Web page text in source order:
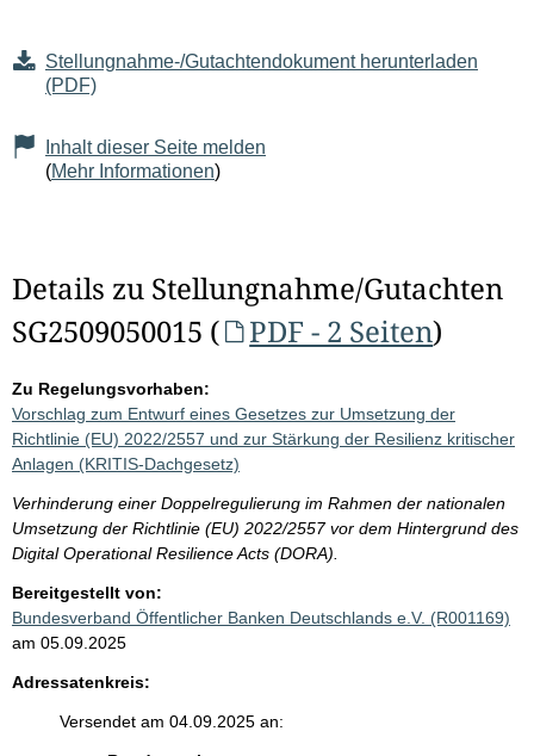
Stellungnahme-/Gutachtendokument herunterladen
(PDF)
Inhalt dieser Seite melden
(Mehr Informationen)
Details zu Stellungnahme/Gutachten
SG2509050015 (
PDF - 2 Seiten)
Zu Regelungsvorhaben:
Vorschlag zum Entwurf eines Gesetzes zur Umsetzung der
Richtlinie (EU) 2022/2557 und zur Stärkung der Resilienz kritischer
Anlagen (KRITIS-Dachgesetz)
Verhinderung einer Doppelregulierung im Rahmen der nationalen
Umsetzung der Richtlinie (EU) 2022/2557 vor dem Hintergrund des
Digital Operational Resilience Acts (DORA).
Bereitgestellt von:
Bundesverband Öffentlicher Banken Deutschlands e.V. (R001169)
am 05.09.2025
Adressatenkreis:
Versendet am 04.09.2025 an: